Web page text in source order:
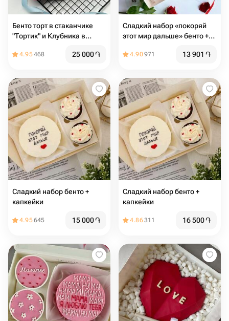
Бенто торт в стаканчике
"Тортик" и Клубника в
рождения
4.95468 25 000֏
Сладкий набор «покоряй
этот мир дальше» бенто +
4.90971 13 901 ֏
Сладкий набор бенто +
капкейки
4.95645 15 000֏
Сладкий набор бенто +
капкейки
4.86311 16 500֏